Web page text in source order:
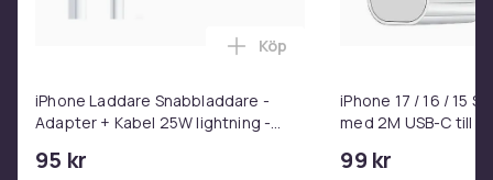
iPhone Laddare Snabbladdare -
Adapter + Kabel 25W lightning -
95 kr
Lägg till iPhone Laddare
Köp
iPhone 17 / 16 / 15
med 2M USB-C till
99 kr